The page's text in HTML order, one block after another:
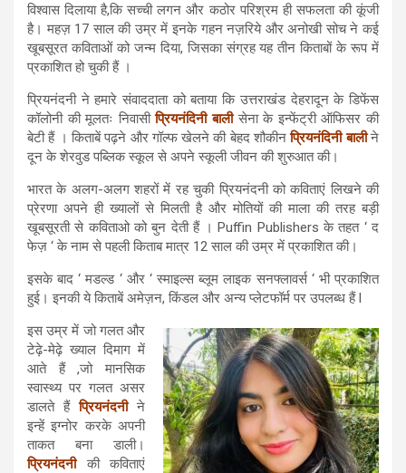
विश्वास दिलाया है,कि सच्ची लगन और कठोर परिश्रम ही सफलता की कूंजी
है। महज़ 17 साल की उम्र में इनके गहन नज़रिये और अनोखी सोच ने कई
खूबसूरत कविताओं को जन्म दिया, जिसका संग्रह यह तीन किताबों के रूप में
प्रकाशित हो चुकी हैं ।
प्रियनंदनी ने हमारे संवाददाता को बताया कि उत्तराखंड देहरादून के डिफेंस
कॉलोनी की मूलतः निवासीप्रियनंदिनी बालीसेना के इन्फेंट्री ऑफिसर की
बेटी हैं । किताबें पढ़ने और गॉल्फ खेलने की बेहद शौकीनप्रियनंदिनी बालीने
दून के शेरवुड पब्लिक स्कूल से अपने स्कूली जीवन की शुरुआत की।
भारत के अलग-अलग शहरों में रह चुकी प्रियनंदनी को कविताएं लिखने की
प्रेरणा अपने ही ख्यालों से मिलती है और मोतियों की माला की तरह बड़ी
खूबसूरती से कविताओ को बुन देती हैं । Puffin Publishers के तहत ‘ द
फेज़ ‘ के नाम से पहली किताब मात्र 12 साल की उम्र में प्रकाशित की।
इसके बाद ‘ मडल्ड ‘ और ‘ स्माइल्स ब्लूम लाइक सनफ्लावर्स ‘ भी प्रकाशित
हुई। इनकी ये किताबें अमेज़न, किंडल और अन्य प्लेटफॉर्म पर उपलब्ध हैं l
इस उम्र में जो गलत और
टेढ़े-मेढ़े ख्याल दिमाग में
आते हैं ,जो मानसिक
स्वास्थ्य पर गलत असर
डालते हैंप्रियनंदनी ने
इन्हें इग्नोर करके अपनी
ताकत बना डाली।
प्रियनंदनी
की कविताएं